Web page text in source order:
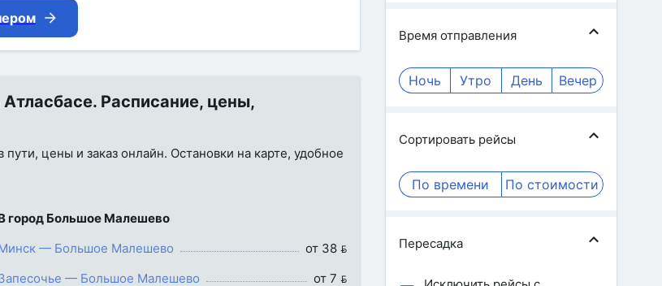
Расписание, цены,
цены и заказ онлайн. Остановки на карте, удобное
город Большое Малешево
— Большое Малешево
от 38 
— Большое Малешево
от 7 
Время отправления
Ночь Утро День Вечер
Сортировать рейсы
По времени По стоимости
Пересадка